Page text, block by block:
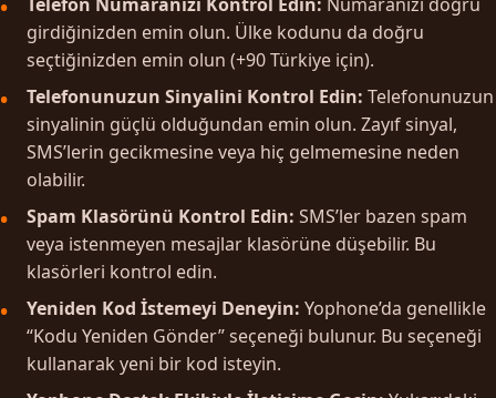
girdiğinizden emin olun. Ülke kodunu da doğru
seçtiğinizden emin olun (+90 Türkiye için).
Telefonunuzun Sinyalini Kontrol Edin: Telefonunuzun
sinyalinin güçlü olduğundan emin olun. Zayıf sinyal,
SMS’lerin gecikmesine veya hiç gelmemesine neden
olabilir.
Spam Klasörünü Kontrol Edin: SMS’ler bazen spam
veya istenmeyen mesajlar klasörüne düşebilir. Bu
klasörleri kontrol edin.
Yeniden Kod İstemeyi Deneyin: Yophone’da genellikle
“Kodu Yeniden Gönder” seçeneği bulunur. Bu seçeneği
kullanarak yeni bir kod isteyin.